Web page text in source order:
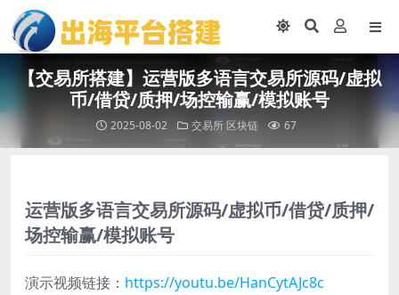
【交易所搭建】运营版多语言交易所源码/虚拟
币/借贷/质押/场控输赢/模拟账号
2025-08-02 交易所 区块链 67
运营版多语言交易所源码/虚拟币/借贷/质押/
场控输赢/模拟账号
演示视频链接： https://youtu.be/HanCytAJc8c